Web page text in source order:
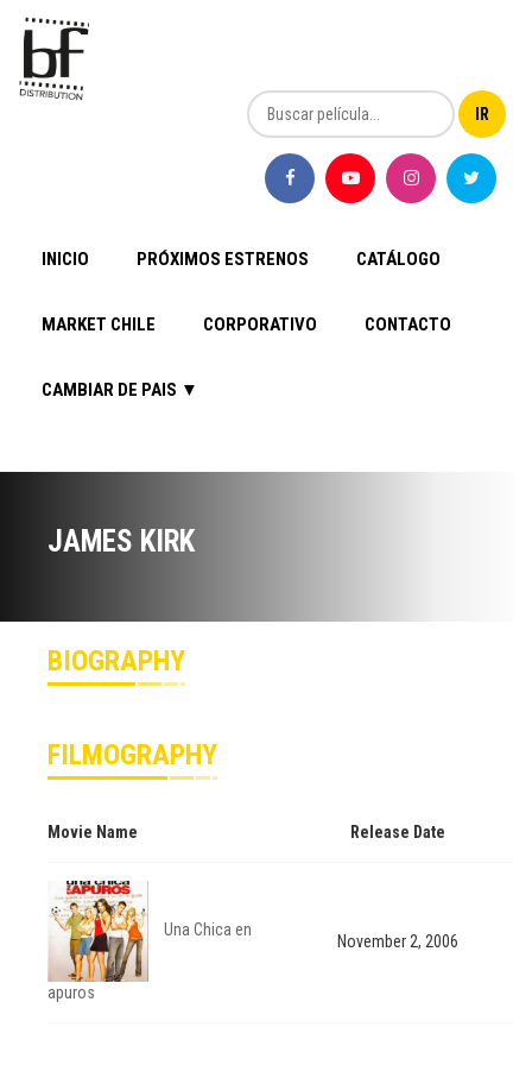
INICIO PRÓXIMOS ESTRENOS CATÁLOGO
MARKET CHILE CORPORATIVO CONTACTO
CAMBIAR DE PAIS ▼
JAMES KIRK
BIOGRAPHY
FILMOGRAPHY
Movie Name Release Date
Una Chica en
apuros
November 2, 2006